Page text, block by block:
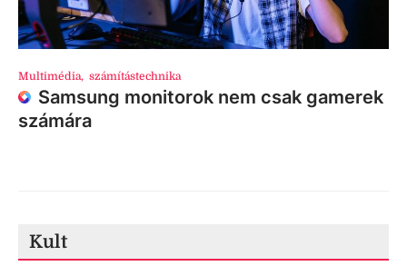
Multimédia, számítástechnika
Samsung monitorok nem csak gamerek
számára
Kult